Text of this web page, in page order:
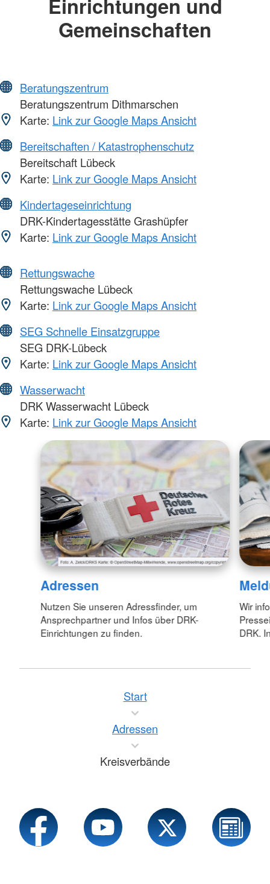
Gemeinschaften
Beratungszentrum
Beratungszentrum Dithmarschen
Karte: Link zur Google Maps Ansicht
Bereitschaften / Katastrophenschutz
Bereitschaft Lübeck
Karte: Link zur Google Maps Ansicht
Kindertageseinrichtung
DRK-Kindertagesstätte Grashüpfer
Karte: Link zur Google Maps Ansicht
Rettungswache
Rettungswache Lübeck
Karte: Link zur Google Maps Ansicht
SEG Schnelle Einsatzgruppe
SEG DRK-Lübeck
Karte: Link zur Google Maps Ansicht
Wasserwacht
DRK Wasserwacht Lübeck
Karte: Link zur Google Maps Ansicht
Adressen
Nutzen Sie unseren Adressfinder, um
Ansprechpartner und Infos über DRK-
Einrichtungen zu finden.
Wir
DRK.
Start
Adressen
Kreisverbände